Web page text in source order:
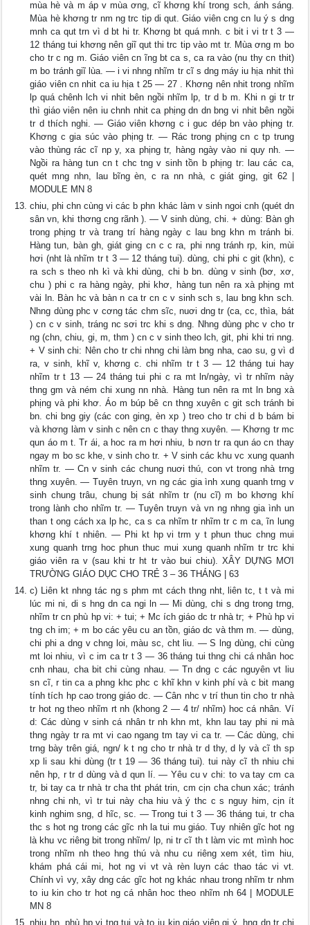
mùa hè và m áp v mùa ơng, cĩ khơng khí trong sch, ánh sáng.
Mùa hè khơng tr nm ng trc tip di qut. Giáo viên cng cn lu ý s dng
mnh ca qut trn vì d bt hi tr. Khơng bt quá mnh. c bit i vi tr t 3 —
12 tháng tui khơng nên giĩ qut thi trc tip vào mt tr. Mùa ơng m bo
cho tr c ng m. Giáo viên cn ĩng bt ca s, ca ra vào (nu thy cn thit)
m bo tránh giĩ lùa. — i vi nhng nhĩm tr cĩ s dng máy iu hịa nhit thì
giáo viên cn nhit ca iu hịa t 25 — 27 . Khơng nên nhit trong nhĩm
lp quá chênh lch vi nhit bên ngồi nhĩm lp, tr d b m. Khi n gi tr tr
thì giáo viên nên iu chnh nhit ca phịng dn dn bng vi nhit bên ngồi
tr d thích nghi. — Giáo viên khơng c i guc dép bn vào phịng tr.
Khơng c gia súc vào phịng tr. — Rác trong phịng cn c tp trung
vào thùng rác cĩ np y, xa phịng tr, hàng ngày vào ni quy nh. —
Ngồi ra hàng tun cn t chc tng v sinh tồn b phịng tr: lau các ca,
quét mng nhn, lau bĩng èn, c ra nn nhà, c giát ging, git 62 |
MODULE MN 8
chiu, phi chn cùng vi các b phn khác làm v sinh ngoi cnh (quét dn
sân vn, khi thơng cng rãnh ). — V sinh dùng, chi. + dùng: Bàn gh
trong phịng tr và trang trí hàng ngày c lau bng khn m tránh bi.
Hàng tun, bàn gh, giát ging cn c c ra, phi nng tránh rp, kin, mùi
hơi (nht là nhĩm tr t 3 — 12 tháng tui). dùng, chi phi c git (khn), c
ra sch s theo nh kì và khi dùng, chi b bn. dùng v sinh (bơ, xơ,
chu ) phi c ra hàng ngày, phi khơ, hàng tun nên ra xà phịng mt
vài ln. Bàn hc và bàn n ca tr cn c v sinh sch s, lau bng khn sch.
Nhng dùng phc v cơng tác chm sĩc, nuơi dng tr (ca, cc, thìa, bát
) cn c v sinh, tráng nc sơi trc khi s dng. Nhng dùng phc v cho tr
ng (chn, chiu, gi, m, thm ) cn c v sinh theo lch, git, phi khi tri nng.
+ V sinh chi: Nên cho tr chi nhng chi làm bng nha, cao su, g vì d
ra, v sinh, khĩ v, khơng c. chi nhĩm tr t 3 — 12 tháng tui hay
nhĩm tr t 13 — 24 tháng tui phi c ra mt ln/ngày, vì tr nhĩm này
thng gm và ném chi xung nn nhà. Hàng tun nên ra mt ln bng xà
phịng và phi khơ. Áo m búp bê cn thng xuyên c git sch tránh bi
bn. chi bng giy (các con ging, èn xp ) treo cho tr chi d b bám bi
và khơng làm v sinh c nên cn c thay thng xuyên. — Khơng tr mc
qun áo m t. Tr ái, a hoc ra m hơi nhiu, b nơn tr ra qun áo cn thay
ngay m bo sc khe, v sinh cho tr. + V sinh các khu vc xung quanh
nhĩm tr. — Cn v sinh các chung nuơi thú, con vt trong nhà trng
thng xuyên. — Tuyên truyn, vn ng các gia ình xung quanh trng v
sinh chung trâu, chung bị sát nhĩm tr (nu cĩ) m bo khơng khí
trong lành cho nhĩm tr. — Tuyên truyn và vn ng nhng gia ình un
than t ong cách xa lp hc, ca s ca nhĩm tr nhĩm tr c m ca, ĩn lung
khơng khí t nhiên. — Phi kt hp vi trm y t phun thuc chng mui
xung quanh trng hoc phun thuc mui xung quanh nhĩm tr trc khi
giáo viên ra v (sau khi tr ht tr vào bui chiu). XÂY DỰNG MƠI
TRƯỜNG GIÁO DỤC CHO TRẺ 3 – 36 THÁNG | 63
c) Liên kt nhng tác ng s phm mt cách thng nht, liên tc, t t và mi
lúc mi ni, di s hng dn ca ngi ln — Mi dùng, chi s dng trong trng,
nhĩm tr cn phù hp vi: + tui; + Mc ích giáo dc tr nhà tr; + Phù hp vi
tng ch im; + m bo các yêu cu an tồn, giáo dc và thm m. — dùng,
chi phi a dng v chng loi, màu sc, cht liu. — S lng dùng, chi cùng
mt loi nhiu, vì c im ca tr t 3 — 36 tháng tui thng chi cá nhân hoc
cnh nhau, cha bit chi cùng nhau. — Tn dng c các nguyên vt liu
sn cĩ, r tin ca a phng khc phc c khĩ khn v kinh phí và c bit mang
tính tích hp cao trong giáo dc. — Cân nhc v trí thun tin cho tr nhà
tr hot ng theo nhĩm rt nh (khong 2 — 4 tr/ nhĩm) hoc cá nhân. Ví
d: Các dùng v sinh cá nhân tr nh khn mt, khn lau tay phi ni mà
thng ngày tr ra mt vi cao ngang tm tay vi ca tr. — Các dùng, chi
trng bày trên giá, ngn/ k t ng cho tr nhà tr d thy, d ly và cĩ th sp
xp li sau khi dùng (tr t 19 — 36 tháng tui). tui này cĩ th nhiu chi
nên hp, r tr d dùng và d qun lí. — Yêu cu v chi: to va tay cm ca
tr, bi tay ca tr nhà tr cha tht phát trin, cm cịn cha chun xác; tránh
nhng chi nh, vì tr tui này cha hiu và ý thc c s nguy him, cịn ít
kinh nghim sng, d hĩc, sc. — Trong tui t 3 — 36 tháng tui, tr cha
thc s hot ng trong các gĩc nh la tui mu giáo. Tuy nhiên gĩc hot ng
là khu vc riêng bit trong nhĩm/ lp, ni tr cĩ th t làm vic mt mình hoc
trong nhĩm nh theo hng thú và nhu cu riêng xem xét, tìm hiu,
khám phá cái mi, hot ng vi vt và rèn luyn các thao tác vi vt.
Chính vì vy, xây dng các gĩc hot ng khác nhau trong nhĩm tr nhm
to iu kin cho tr hot ng cá nhân hoc theo nhĩm nh 64 | MODULE
MN 8
nhiu hn, phù hp vi tng tui và to iu kin giáo viên gi ý, hng dn tr chi